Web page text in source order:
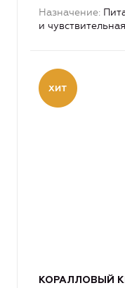
Назначение
и
КОРАЛЛОВЫЙ